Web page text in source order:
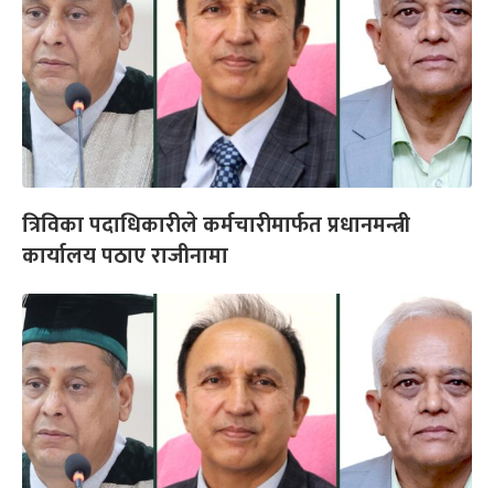
त्रिविका पदाधिकारीले कर्मचारीमार्फत प्रधानमन्त्री
कार्यालय पठाए राजीनामा